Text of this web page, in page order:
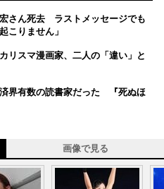
さん死去 ラストメッセージでも
こりません」
スマ漫画家、二人の「違い」と
界有数の読書家だった 『死ぬほ
画像で見る